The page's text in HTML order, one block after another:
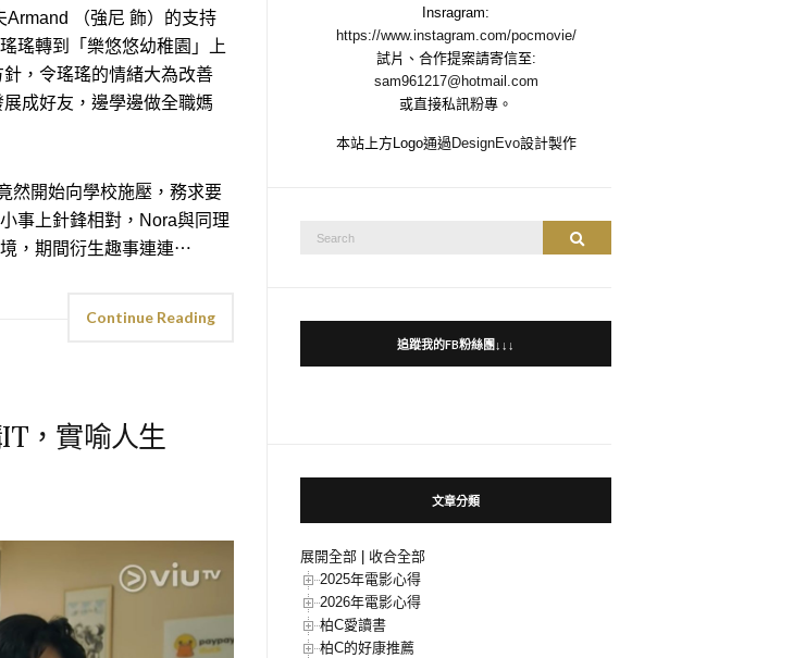
（強尼 飾）的支持
瑤轉到「樂悠悠幼稚園」上
，令瑤瑤的情緒大為改善
成好友，邊學邊做全職媽
然開始向學校施壓，務求要
事上針鋒相對，Nora與同理
，期間衍生趣事連連⋯
Continue Reading
，實喻人生
Insragram:
https://www.instagram.com/pocmovie/
試片、合作提案請寄信至:
sam961217@hotmail.com
或直接私訊粉專。
本站上方Logo通過 DesignEvo設計製作
Search
Search
追蹤我的FB粉絲團↓↓↓
文章分類
展開全部
收合全部
2025年電影心得
2026年電影心得
柏C愛讀書
柏C的好康推薦